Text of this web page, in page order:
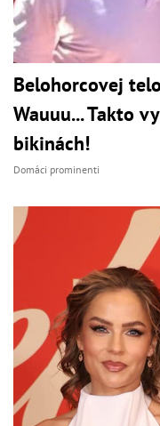
Belohorcovej
Wauuu... Takto
bikinách!
Domáci prominenti